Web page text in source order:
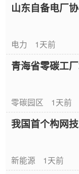
山东自备电厂
电力 1天前
青海省零碳工
零碳园区 1天前
我国首个构网
新能源 1天前